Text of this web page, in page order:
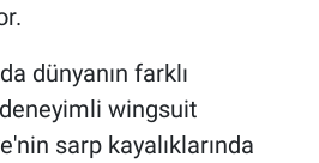
dünyanın farklı
wingsuit
sarp kayalıklarında